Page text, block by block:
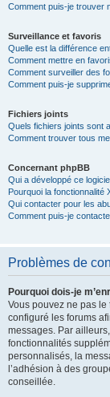
Comment puis-je trouver
Surveillance et favoris
Quelle est la différence
Comment mettre en
Comment surveiller des
Comment puis-je
Fichiers joints
Quels fichiers joints sont
Comment trouver tous
Concernant phpBB
Qui a développé ce
Pourquoi la fonctionnalité
Qui contacter pour les
Comment puis-je
Problèmes de
Pourquoi dois-je
Vous pouvez ne pas le
configuré les forums
messages. Par
fonctionnalités
personnalisés, la
l’adhésion à des
conseillée.